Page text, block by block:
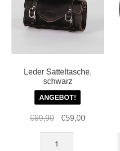
Leder Satteltasche,
schwarz
ANGEBOT!
€69,90
Ursprünglicher
war:
€59,00Aktueller